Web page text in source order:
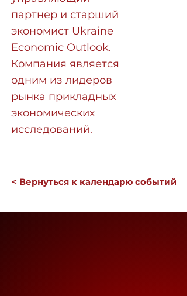
партнер и старший
экономист Ukraine
Economic Outlook.
Компания является
одним из лидеров
рынка прикладных
экономических
исследований.
< Вернуться к календарю событий